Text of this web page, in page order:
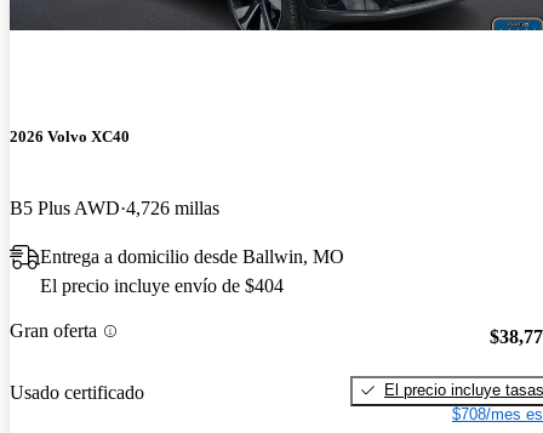
2026 Volvo XC40
B5 Plus AWD 4,726 millas
Entrega a domicilio desde Ballwin, MO
El precio incluye envío de $404
Gran oferta
Usado certificado
El precio incluye tasas
$708/mes